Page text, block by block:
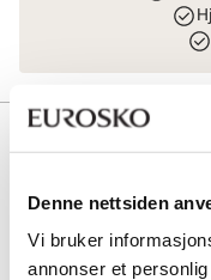
Denne nettsiden
Vi bruker
annonser et
Beskrivelse
hverdagsbruk. Med
med hurtigknapp, får du
gir god lufting og gå-